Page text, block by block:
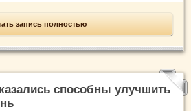
запись полностью
способны улучшить